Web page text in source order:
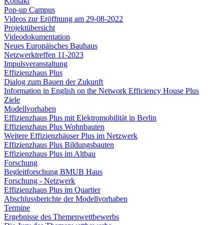
Pop-up Campus
Videos zur Eröffnung am 29-08-2022
Projektübersicht
Videodokumentation
Neues Europäisches Bauhaus
Netzwerktreffen 11-2023
Impulsveranstaltung
Effizienzhaus Plus
Dialog zum Bauen der Zukunft
Information in English on the Network Efficiency House Plus
Ziele
Modellvorhaben
Effizienzhaus Plus mit Elektromobilität in Berlin
Effizienzhaus Plus Wohnbauten
Weitere Effizienzhäuser Plus im Netzwerk
Effizienzhaus Plus Bildungsbauten
Effizienzhaus Plus im Altbau
Forschung
Begleitforschung BMUB Haus
Forschung - Netzwerk
Effizienzhaus Plus im Quartier
Abschlussberichte der Modellvorhaben
Termine
Ergebnisse des Themenwettbewerbs